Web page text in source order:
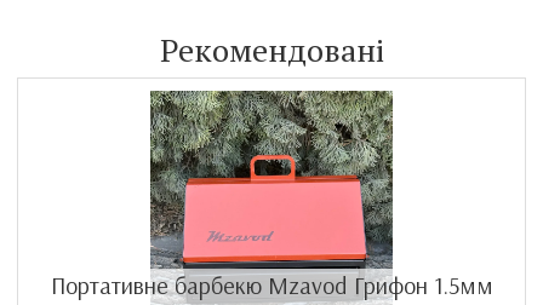
Рекомендовані
Портативне барбекю Mzavod Грифон 1.5мм